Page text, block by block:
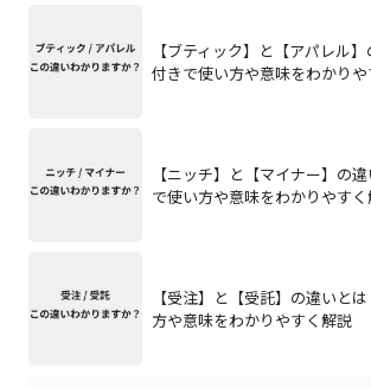
【ブティック】と【アパレル
付きで使い方や意味をわかり
【ニッチ】と【マイナー】の
で使い方や意味をわかりやす
【受注】と【受託】の違いと
方や意味をわかりやすく解説